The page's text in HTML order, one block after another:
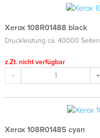
Xerox 108R01488 black
Druckleistung ca. 40000 Seiten
z.Zt. nicht verfügbar
Xerox 108R01485 cyan